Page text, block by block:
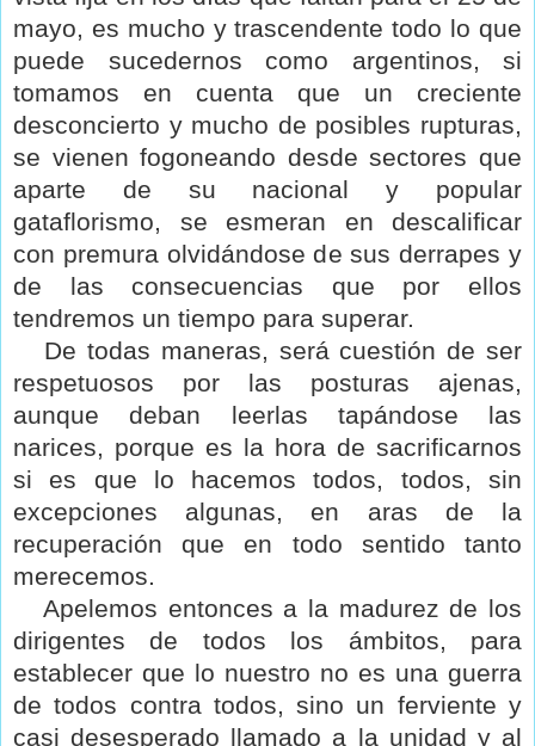
mayo, es mucho y trascendente todo lo que
puede sucedernos como argentinos, si
tomamos en cuenta que un creciente
desconcierto y mucho de posibles rupturas,
se vienen fogoneando desde sectores que
aparte de su nacional y popular
gataflorismo, se esmeran en descalificar
con premura olvidándose de sus derrapes y
de las consecuencias que por ellos
tendremos un tiempo para superar.
De todas maneras, será cuestión de ser
respetuosos por las posturas ajenas,
aunque deban leerlas tapándose las
narices, porque es la hora de sacrificarnos
si es que lo hacemos todos, todos, sin
excepciones algunas, en aras de la
recuperación que en todo sentido tanto
merecemos.
Apelemos entonces a la madurez de los
dirigentes de todos los ámbitos, para
establecer que lo nuestro no es una guerra
de todos contra todos, sino un ferviente y
casi desesperado llamado a la unidad y al